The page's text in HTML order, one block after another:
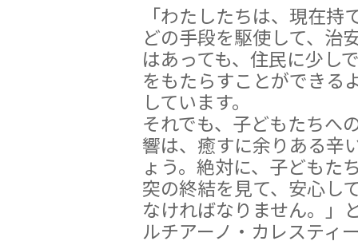
「わたしたちは、現在持
どの手段を駆使して、治
はあっても、住民に少し
をもたらすことができる
しています。
それでも、子どもたちへ
響は、癒すに余りある辛
ょう。絶対に、子どもた
突の終結を見て、安心し
なければなりません。」
ルチアーノ・カレスティ